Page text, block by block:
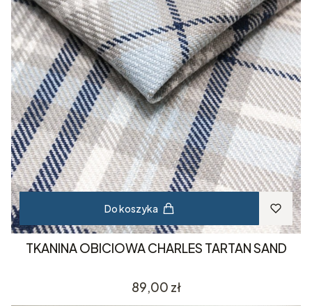
Do koszyka
TKANINA OBICIOWA CHARLES TARTAN SAND
Cena
89,00 zł